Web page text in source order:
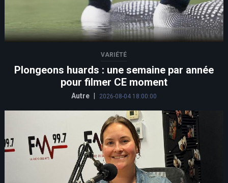
VARIÉTÉ
Plongeons huards : une semaine par année
pour filmer CE moment
Autre 2026-08-04 18:00:00